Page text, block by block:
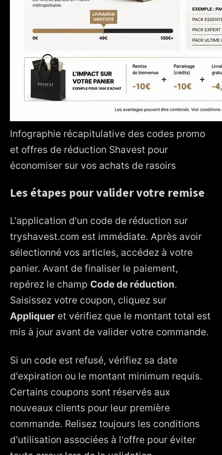
Infographie récapitulative des codes promo
et offres de réduction Shavest pour
économiser sur vos achats de rasoirs
Les étapes pour valider votre remise
L'application d'un code de réduction sur
tryshavest.com est immédiate. Après avoir
sélectionné vos articles, accédez à votre
panier. Avant de finaliser le paiement,
repérez le champ Code de réduction.
Saisissez votre coupon, cliquez sur
Appliquer et vérifiez que le montant total est
mis à jour avant de valider votre commande.
Si un code est refusé, vérifiez sa date
d'expiration ou le montant minimum requis.
Certains coupons sont réservés aux
nouveaux clients pour leur première
commande. Relisez toujours les conditions
d'utilisation associées à l'offre pour éviter